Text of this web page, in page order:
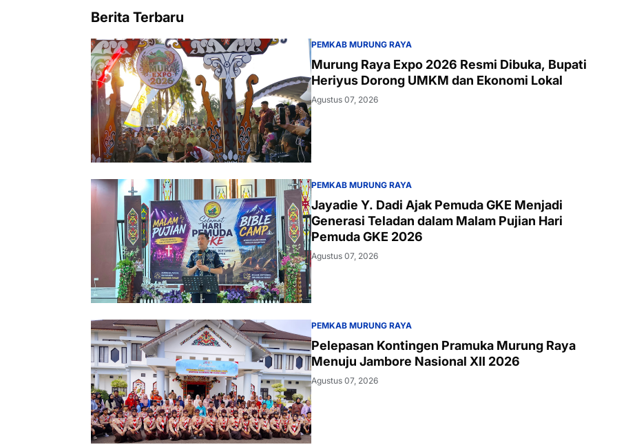
Berita Terbaru
PEMKAB MURUNG RAYA
Murung Raya Expo 2026 Resmi Dibuka, Bupati
Heriyus Dorong UMKM dan Ekonomi Lokal
Agustus 07, 2026
PEMKAB MURUNG RAYA
Jayadie Y. Dadi Ajak Pemuda GKE Menjadi
Generasi Teladan dalam Malam Pujian Hari
Pemuda GKE 2026
Agustus 07, 2026
PEMKAB MURUNG RAYA
Pelepasan Kontingen Pramuka Murung Raya
Menuju Jambore Nasional XII 2026
Agustus 07, 2026